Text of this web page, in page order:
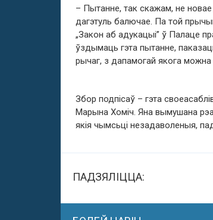
– Пытанне, так скажам, не
дагэтуль балючае. Па той
„Закон аб адукацыі” ў Палаце
ўздымаць гэта пытанне,
рычаг, з дапамогай якога можна
Збор подпісаў – гэта
Марына Хоміч. Яна вымушана
якія чымсьці незадаволеныя,
ПАДЗЯЛІЦЦА: